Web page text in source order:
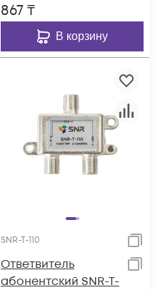
867₸
В корзину
SNR-T-110
Ответвитель
абонентский SNR-T-